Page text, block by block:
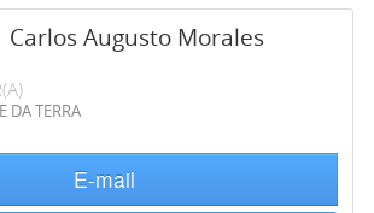
Carlos Augusto Morales
DA TERRA
E-mail